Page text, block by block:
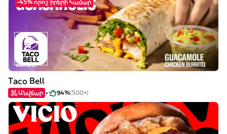
-45% որոշ իրերի համար
Taco Bell
Անվճար 94%(500+)